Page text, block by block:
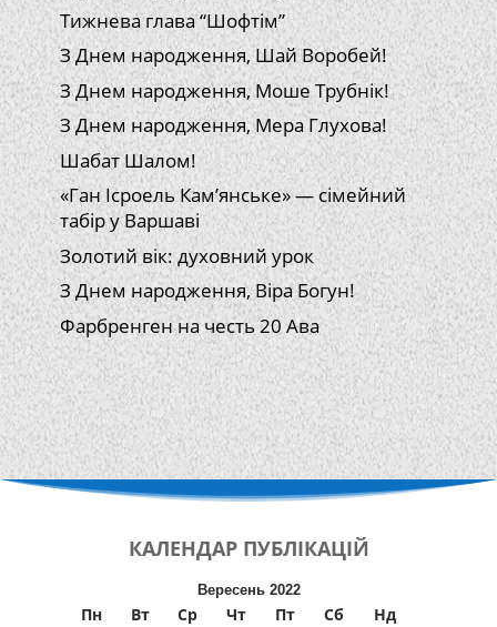
Тижнева глава “Шофтім”
З Днем народження, Шай Воробей!
З Днем народження, Моше Трубнік!
З Днем народження, Мера Глухова!
Шабат Шалом!
«Ган Ісроель Кам’янське» — сімейний
табір у Варшаві
Золотий вік: духовний урок
З Днем народження, Віра Богун!
Фарбренген на честь 20 Ава
КАЛЕНДАР ПУБЛІКАЦІЙ
Вересень 2022
Пн Вт Ср Чт Пт Сб
Нд